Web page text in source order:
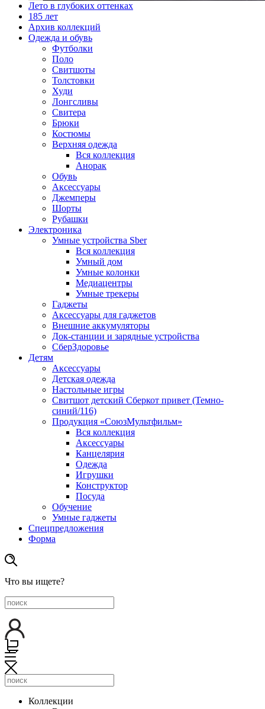
Лето в глубоких оттенках
185 лет
Архив коллекций
Одежда и обувь
Футболки
Поло
Свитшоты
Толстовки
Худи
Лонгсливы
Свитера
Брюки
Костюмы
Верхняя одежда
Вся коллекция
Анорак
Обувь
Аксессуары
Джемперы
Шорты
Рубашки
Электроника
Умные устройства Sber
Вся коллекция
Умный дом
Умные колонки
Медиацентры
Умные трекеры
Гаджеты
Аксессуары для гаджетов
Внешние аккумуляторы
Док-станции и зарядные устройства
СберЗдоровье
Детям
Аксессуары
Детская одежда
Настольные игры
Свитшот детский Сберкот привет (Темно-
синий/116)
Продукция «СоюзМультфильм»
Вся коллекция
Аксессуары
Канцелярия
Одежда
Игрушки
Конструктор
Посуда
Обучение
Умные гаджеты
Спецпредложения
Форма
Что вы ищете?
Коллекции